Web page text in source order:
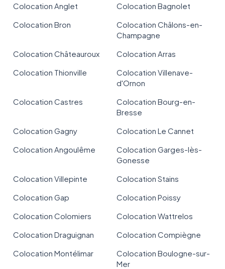
Colocation Anglet
Colocation Bagnolet
Colocation Bron
Colocation Châlons-en-
Champagne
Colocation Châteauroux
Colocation Arras
Colocation Thionville
Colocation Villenave-
d'Ornon
Colocation Castres
Colocation Bourg-en-
Bresse
Colocation Gagny
Colocation Le Cannet
Colocation Angoulême
Colocation Garges-lès-
Gonesse
Colocation Villepinte
Colocation Stains
Colocation Gap
Colocation Poissy
Colocation Colomiers
Colocation Wattrelos
Colocation Draguignan
Colocation Compiègne
Colocation Montélimar
Colocation Boulogne-sur-
Mer